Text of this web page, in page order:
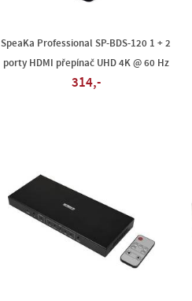
SpeaKa Professional SP-BDS-120 1 + 2
porty HDMI přepínač UHD 4K @ 60 Hz
314,-